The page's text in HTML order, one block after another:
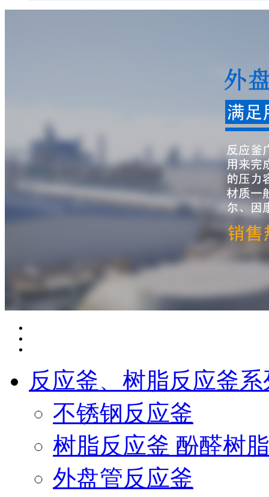
反应釜、树脂反应釜系
不锈钢反应釜
树脂反应釜 酚醛树
外盘管反应釜